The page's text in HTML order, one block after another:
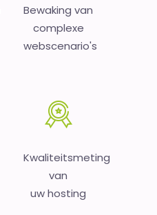
Bewaking van
complexe
webscenario's
Kwaliteitsmeting
van
uw hosting